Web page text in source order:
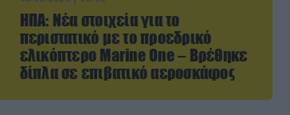
ΗΠΑ: Nέα στοιχεία για το
περιστατικό με το προεδρικό
ελικόπτερο Marine One – Βρέθηκε
δίπλα σε επιβατικό αεροσκάφος